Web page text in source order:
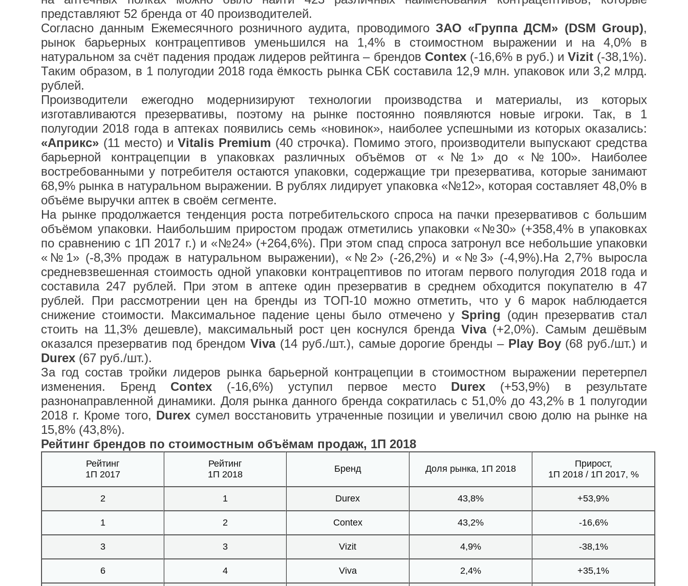
представляют 52 бренда от 40 производителей.
Согласно данным Ежемесячного розничного аудита, проводимого ЗАО «Группа ДСМ» (DSM Group),
рынок барьерных контрацептивов уменьшился на 1,4% в стоимостном выражении и на 4,0% в
натуральном за счёт падения продаж лидеров рейтинга – брендов Contex(-16,6% в руб.) и Vizit(-38,1%).
Таким образом, в 1 полугодии 2018 года ёмкость рынка СБК составила 12,9 млн. упаковок или 3,2 млрд.
рублей.
Производители ежегодно модернизируют технологии производства и материалы, из которых
изготавливаются презервативы, поэтому на рынке постоянно появляются новые игроки. Так, в 1
полугодии 2018 года в аптеках появились семь «новинок», наиболее успешными из которых оказались:
«Априкс» (11 место) иVitalis Premium (40 строчка). Помимо этого, производители выпускают средства
барьерной контрацепции в упаковках различных объёмов от «№1» до «№100». Наиболее
востребованными у потребителя остаются упаковки, содержащие три презерватива, которые занимают
68,9% рынка в натуральном выражении. В рублях лидирует упаковка «№12», которая составляет 48,0% в
объёме выручки аптек в своём сегменте.
На рынке продолжается тенденция роста потребительского спроса на пачки презервативов с большим
объёмом упаковки. Наибольшим приростом продаж отметились упаковки «№30» (+358,4% в упаковках
по сравнению с 1П 2017 г.) и «№24» (+264,6%). При этом спад спроса затронул все небольшие упаковки
«№1» (-8,3% продаж в натуральном выражении), «№2» (-26,2%) и «№3» (-4,9%).На 2,7% выросла
средневзвешенная стоимость одной упаковки контрацептивов по итогам первого полугодия 2018 года и
составила 247 рублей. При этом в аптеке один презерватив в среднем обходится покупателю в 47
рублей. При рассмотрении цен на бренды из ТОП-10 можно отметить, что у 6 марок наблюдается
снижение стоимости. Максимальное падение цены было отмечено у Spring (один презерватив стал
стоить на 11,3% дешевле), максимальный рост цен коснулся бренда Viva (+2,0%). Самым дешёвым
оказался презерватив под брендомViva(14 руб./шт.), самые дорогие бренды – Play Boy(68 руб./шт.) и
Durex (67 руб./шт.).
За год состав тройки лидеров рынка барьерной контрацепции в стоимостном выражении перетерпел
изменения. Бренд Contex (-16,6%) уступил первое место Durex (+53,9%) в результате
разнонаправленной динамики. Доля рынка данного бренда сократилась с 51,0% до 43,2% в 1 полугодии
2018 г. Кроме того, Durex сумел восстановить утраченные позиции и увеличил свою долю на рынке на
15,8% (43,8%).
Рейтинг брендов по стоимостным объёмам продаж, 1П 2018
Рейтинг
1П 2017
Рейтинг
1П 2018
Бренд Доля рынка, 1П 2018
Прирост,
1П 2018 / 1П 2017, %
2 1 Durex 43,8% +53,9%
1 2 Contex 43,2% -16,6%
3 3 Vizit 4,9% -38,1%
6 4 Viva 2,4% +35,1%